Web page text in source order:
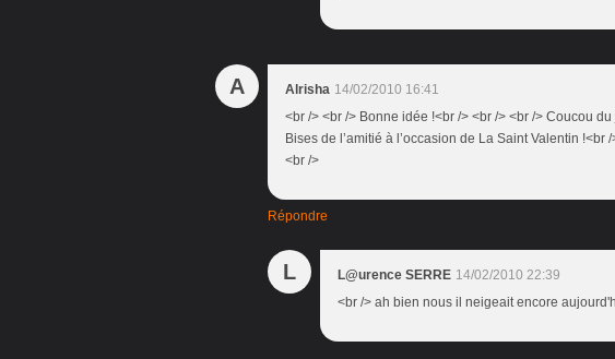
A Alrisha 14/02/2010 16:41
<br /> <br /> Bonne idée !<br /> <br /> <br /> Coucou
Bises de l’amitié à l’occasion de La Saint Valentin !<br
<br />
Répondre
L L@urence SERRE 14/02/2010 22:39
<br /> ah bien nous il neigeait encore